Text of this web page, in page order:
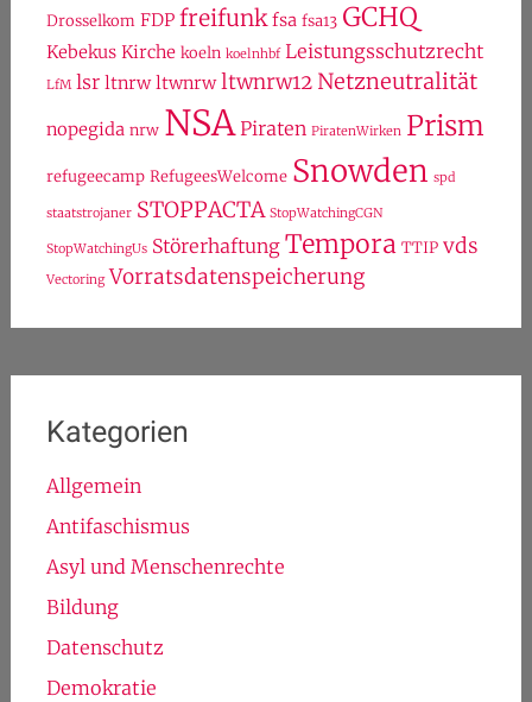
Drosselkom FDP freifunk fsa fsa13 GCHQ
Kebekus Kirche koeln koelnhbf Leistungsschutzrecht
LfM lsr ltnrw ltwnrw ltwnrw12 Netzneutralität
nopegida nrw NSA Piraten PiratenWirken Prism
refugeecamp RefugeesWelcome Snowden spd
staatstrojaner STOPPACTA StopWatchingCGN
StopWatchingUs Störerhaftung Tempora TTIP vds
Vectoring Vorratsdatenspeicherung
Kategorien
Allgemein
Antifaschismus
Asyl und Menschenrechte
Bildung
Datenschutz
Demokratie